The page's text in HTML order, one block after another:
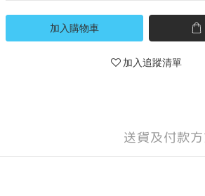
加入購物車
加入追蹤清單
送貨及付款